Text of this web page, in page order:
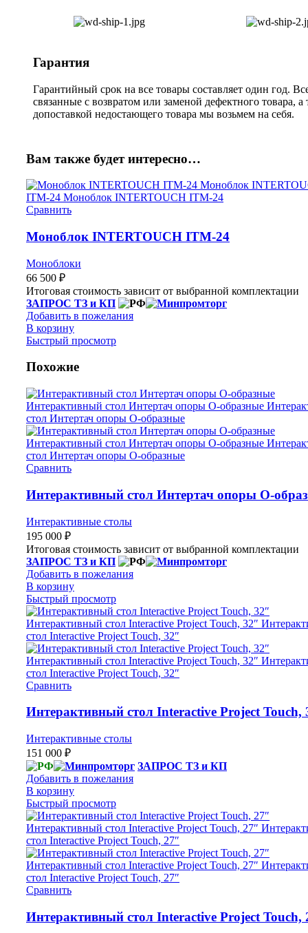
Гарантия
Гарантийный срок на все товары составляет один год.
связанные с возвратом или заменой дефектного товара, а
допоставкой недостающего товара мы возьмем на себя.
Вам также будет интересно…
Сравнить
Моноблок INTERTOUCH ITM-24
Моноблоки
66 500 ₽
Итоговая стоимость зависит от выбранной комплектации
ЗАПРОС ТЗ и КП
Добавить в пожелания
В корзину
Быстрый просмотр
Похожие
Сравнить
Интерактивный стол Интертач опоры О-
Интерактивные столы
195 000 ₽
Итоговая стоимость зависит от выбранной комплектации
ЗАПРОС ТЗ и КП
Добавить в пожелания
В корзину
Быстрый просмотр
Сравнить
Интерактивный стол Interactive Project Touch,
Интерактивные столы
151 000 ₽
ЗАПРОС ТЗ и КП
Добавить в пожелания
В корзину
Быстрый просмотр
Сравнить
Интерактивный стол Interactive Project Touch,